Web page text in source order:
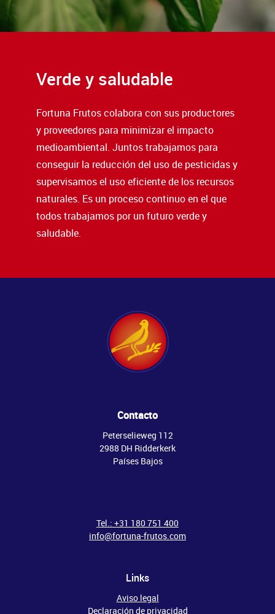
Verde y saludable
Fortuna Frutos colabora con sus productores
y proveedores para minimizar el impacto
medioambiental. Juntos trabajamos para
conseguir la reducción del uso de pesticidas y
supervisamos el uso eficiente de los recursos
naturales. Es un proceso continuo en el que
todos trabajamos por un futuro verde y
saludable.
Contacto
Peterselieweg 112
2988 DH Ridderkerk
Países Bajos
Tel.: +31 180 751 400
info@fortuna-frutos.com
Links
Aviso legal
Declaración de privacidad